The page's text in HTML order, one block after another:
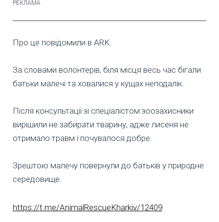
Про це повідомили в ARK.
За словами волонтерів, біля місця весь час бігали
батьки малечі та ховалися у кущах неподалік.
Після консультації зі спеціалістом зоозахисники
вирішили не забирати тварину, адже лисеня не
отримало травм і почувалося добре.
Зрештою малечу повернули до батьків у природне
середовище.
https://t.me/AnimalRescueKharkiv/12409